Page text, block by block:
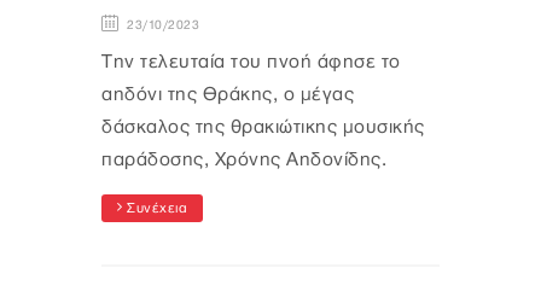
23/10/2023
Tην τελευταία του πνοή άφησε το
αηδόνι της Θράκης, ο μέγας
δάσκαλος της θρακιώτικης μουσικής
παράδοσης, Χρόνης Αηδονίδης.
Συνέχεια